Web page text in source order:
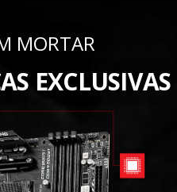
MORTAR
EXCLUSIVAS